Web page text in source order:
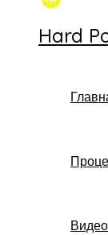
Hard